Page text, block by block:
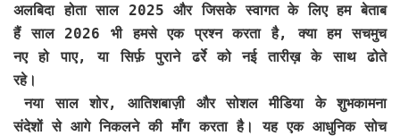
अलबिदा होता साल 2025 और जिसके स्वागत के लिए हम बेताब
हैं साल 2026 भी हमसे एक प्रश्न करता है, क्या हम सचमुच
नए हो पाए, या सिर्फ़ पुराने ढर्रे को नई तारीख़ के साथ ढोते
रहे।
नया साल शोर, आतिशबाज़ी और सोशल मीडिया के शुभकामना
संदेशों से आगे निकलने की माँग करता है। यह एक आधुनिक सोच